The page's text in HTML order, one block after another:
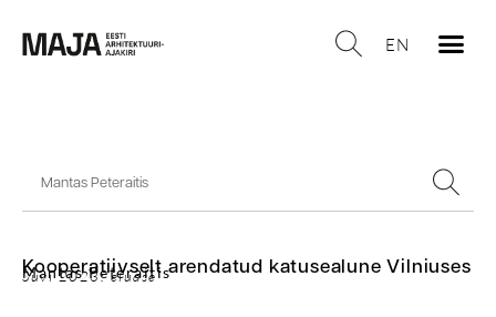
EN
Kooperatiivselt arendatud katusealune Vilniuses
Mantas Peteraitis
Suvi 2023: eluase